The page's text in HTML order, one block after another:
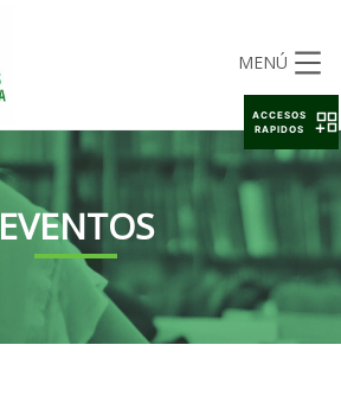
MENÚ
EVENTOS
ACCESOS
RAPIDOS